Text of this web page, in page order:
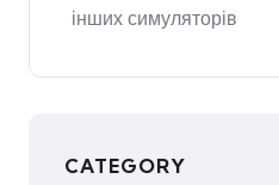
інших симуляторів
CATEGORY